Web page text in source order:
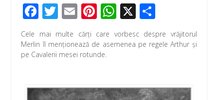
F
ac
e
b
o
T
wi
tt
er
E
m
ail
Pi
er
e
W
h
at
p
X
ta
ă
Cele mai multe cărți care vorbesc despre vrăjitorul
Merlin îl menționează de asemenea pe regele Arthur și
pe Cavalerii mesei rotunde.